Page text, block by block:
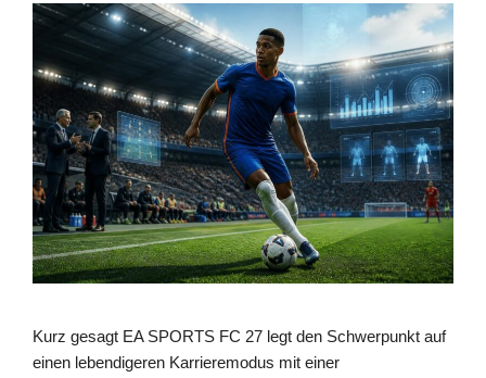
Kurz gesagt EA SPORTS FC 27 legt den Schwerpunkt auf
einen lebendigeren Karrieremodus mit einer